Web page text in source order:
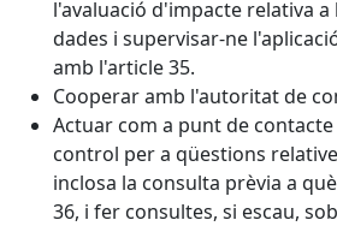
l'avaluació d'impacte relativa
dades i supervisar-ne
amb l'article 35.
Cooperar amb l'autoritat de
Actuar com a punt de
control per a qüestions
inclosa la consulta prèvia a
36, i fer consultes, si escau,